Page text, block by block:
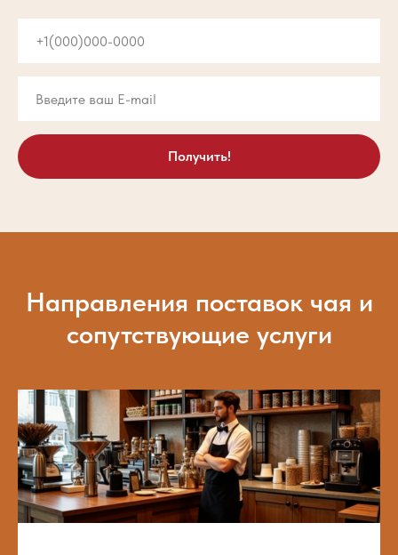
Получить!
Направления поставок чая и
сопутствующие услуги